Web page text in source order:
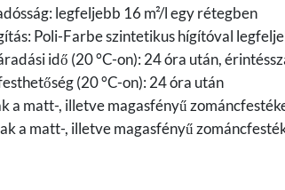
legfeljebb 16 m²/l egy rétegben
Poli-Farbe szintetikus hígítóval
idő (20 °C-on): 24 óra után,
(20 °C-on): 24 óra után
a matt-, illetve magasfényű
a matt-, illetve magasfényű